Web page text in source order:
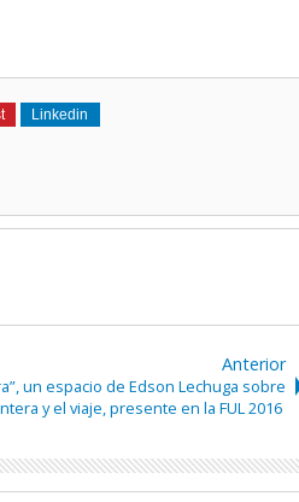
Linkedin
Anterior
un espacio de Edson Lechuga sobre
y el viaje, presente en la FUL 2016